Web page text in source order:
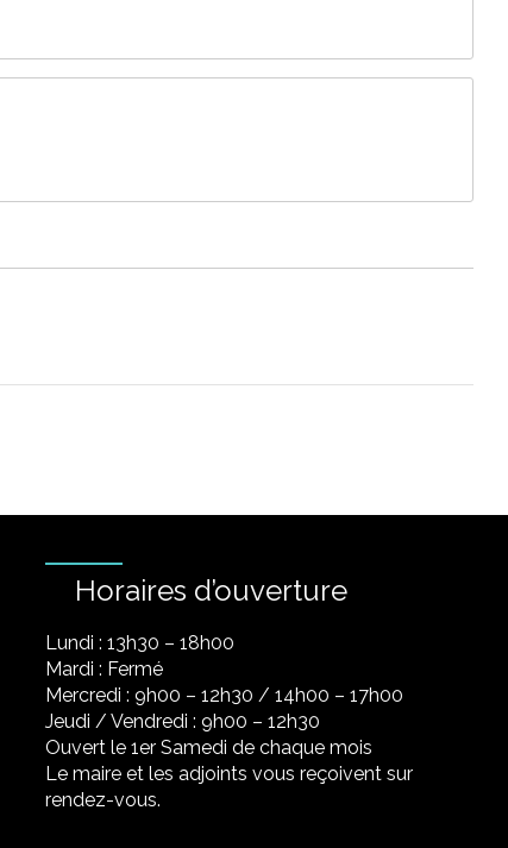
Horaires d’ouverture
Lundi : 13h30 – 18h00
Mardi : Fermé
Mercredi : 9h00 – 12h30 / 14h00 – 17h00
Jeudi / Vendredi : 9h00 – 12h30
Ouvert le 1er Samedi de chaque mois
Le maire et les adjoints vous reçoivent sur
rendez-vous.